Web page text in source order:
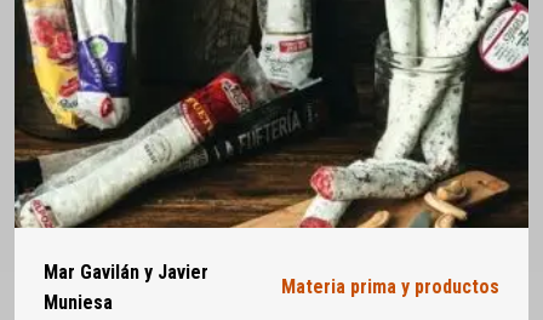
Mar Gavilán y Javier
Muniesa
Materia prima y productos